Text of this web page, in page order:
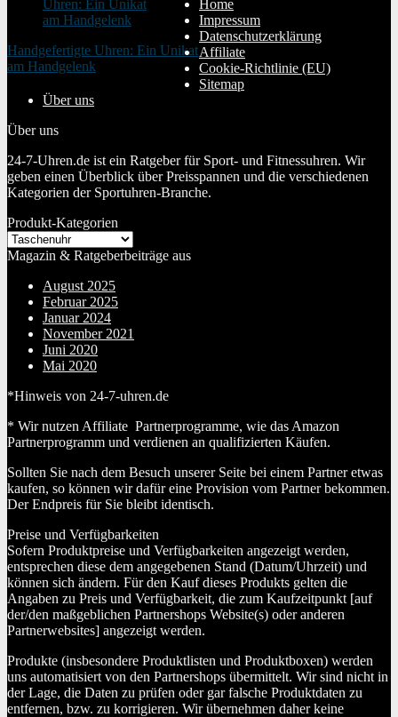
Handgefertigte Uhren: Ein Unikat
am Handgelenk
Home
Impressum
Datenschutzerklärung
Affiliate
Cookie-Richtlinie (EU)
Sitemap
Über uns
Über uns
24-7-Uhren.de ist ein Ratgeber für Sport- und Fitnessuhren. Wir
geben einen Überblick über Preisspannen und die verschiedenen
Kategorien der Sportuhren-Branche.
Produkt-Kategorien
Magazin & Ratgeberbeiträge aus
August 2025
Februar 2025
Januar 2024
November 2021
Juni 2020
Mai 2020
*Hinweis von 24-7-uhren.de
* Wir nutzen Affiliate Partnerprogramme, wie das Amazon
Partnerprogramm und verdienen an qualifizierten Käufen.
Sollten Sie nach dem Besuch unserer Seite bei einem Partner etwas
kaufen, so können wir dafür eine Provision vom Partner bekommen.
Der Endpreis für Sie bleibt identisch.
Preise und Verfügbarkeiten
Sofern Produktpreise und Verfügbarkeiten angezeigt werden,
entsprechen diese dem angegebenen Stand (Datum/Uhrzeit) und
können sich ändern. Für den Kauf dieses Produkts gelten die
Angaben zu Preis und Verfügbarkeit, die zum Kaufzeitpunkt [auf
der/den maßgeblichen Partnershops Website(s) oder anderen
Partnerwebsites] angezeigt werden.
Produkte (insbesondere Produktlisten und Produktboxen) werden
uns automatisiert von den Partnershops übermittelt. Wir sind nicht in
der Lage, die Daten zu prüfen oder gar falsche Produktdaten zu
entfernen, bzw. zu korrigieren. Wir übernehmen daher keine